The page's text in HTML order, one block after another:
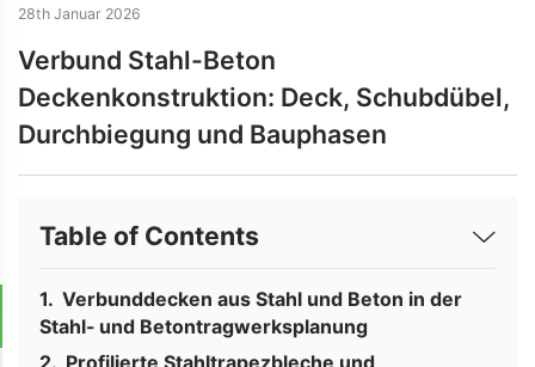
28th Januar 2026
Verbund Stahl-Beton
Deckenkonstruktion: Deck, Schubdübel,
Durchbiegung und Bauphasen
Table of Contents
Verbunddecken aus Stahl und Beton in der
Stahl- und Betontragwerksplanung